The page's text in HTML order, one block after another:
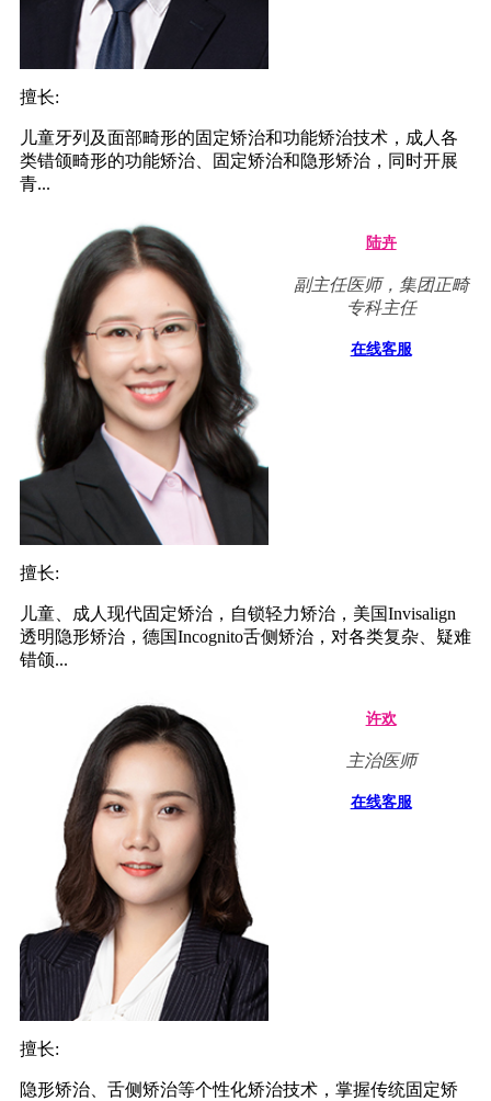
擅长:
儿童牙列及面部畸形的固定矫治和功能矫治技术，成人各
类错颌畸形的功能矫治、固定矫治和隐形矫治，同时开展
青...
陆卉
副主任医师，集团正畸
专科主任
在线客服
擅长:
儿童、成人现代固定矫治，自锁轻力矫治，美国Invisalign
透明隐形矫治，德国Incognito舌侧矫治，对各类复杂、疑难
错颌...
许欢
主治医师
在线客服
擅长:
隐形矫治、舌侧矫治等个性化矫治技术，掌握传统固定矫